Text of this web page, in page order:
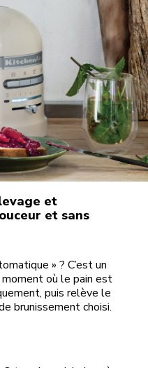
et
et sans
» ? C’est un
où le pain est
puis relève le
brunissement choisi.